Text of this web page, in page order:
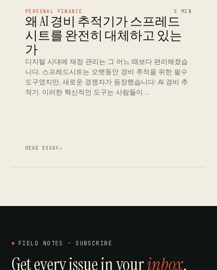
PERSONAL FINANCE 5 MIN
왜 AI 경비 추적기가 스프레드
시트를 완전히 대체하고 있는
가
디지털 시대에 재정 관리는 그 어느 때보다 편리해졌습
니다. 스프레드시트는 오랫동안 경비 추적을 위한 필수
도구였지만, 새로운 경쟁자가 등장했습니다: AI 경비 추
적기. 이러한 혁신적인 도구는 사람들이 …
READ ESSAY→
FIELD NOTES - SUBSCRIBE
Get every issue in yourinbox.